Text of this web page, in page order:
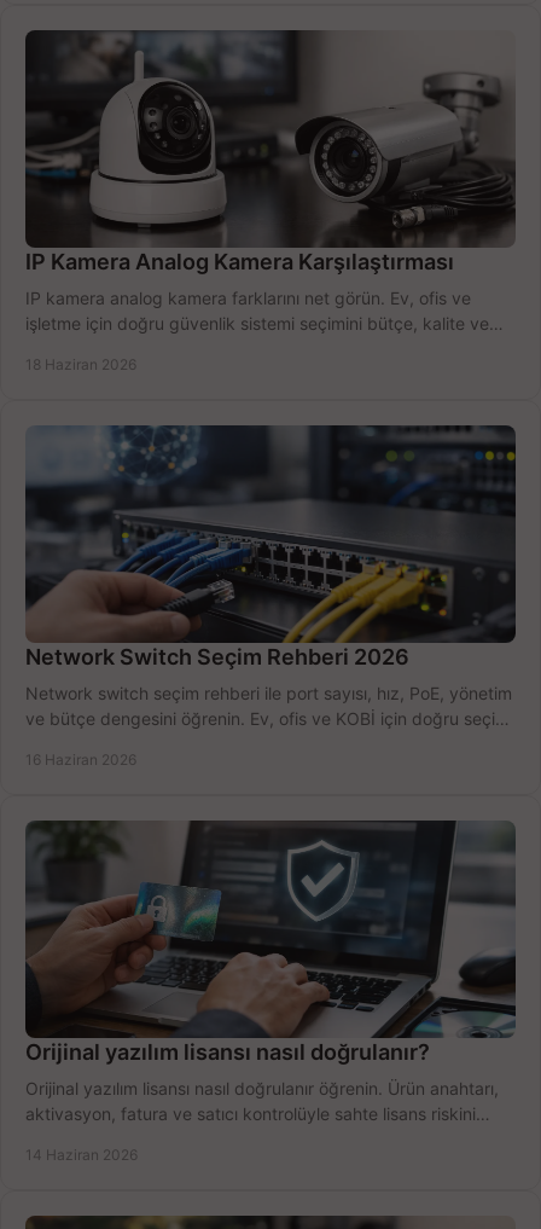
IP Kamera Analog Kamera Karşılaştırması
IP kamera analog kamera farklarını net görün. Ev, ofis ve
işletme için doğru güvenlik sistemi seçimini bütçe, kalite ve
18 Haziran 2026
Network Switch Seçim Rehberi 2026
Network switch seçim rehberi ile port sayısı, hız, PoE, yönetim
ve bütçe dengesini öğrenin. Ev, ofis ve KOBİ için doğru seçimi
16 Haziran 2026
Orijinal yazılım lisansı nasıl doğrulanır?
Orijinal yazılım lisansı nasıl doğrulanır öğrenin. Ürün anahtarı,
aktivasyon, fatura ve satıcı kontrolüyle sahte lisans riskini
14 Haziran 2026